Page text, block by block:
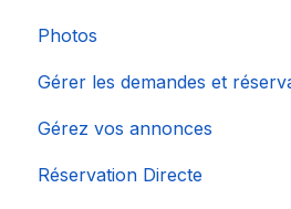
Photos
Gérer les demandes et
Gérez vos annonces
Réservation Directe